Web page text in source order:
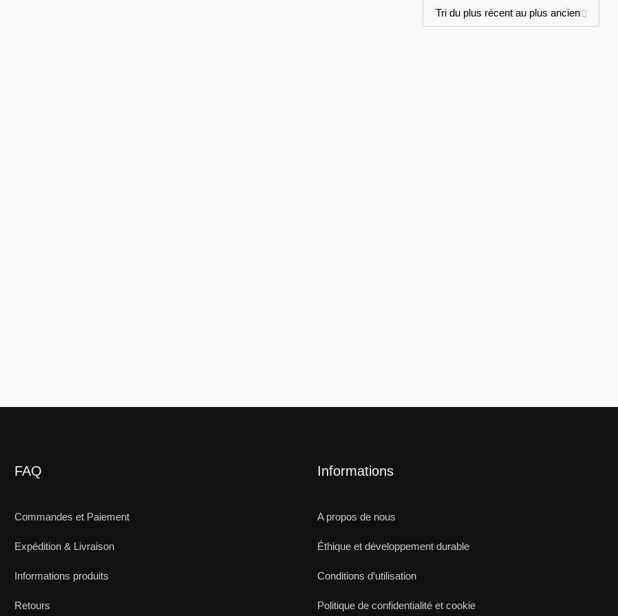
FAQ
Commandes et Paiement
Expédition & Livraison
Informations produits
Retours
Informations
A propos de nous
Éthique et développement durable
Conditions d’utilisation
Politique de confidentialité et cookie